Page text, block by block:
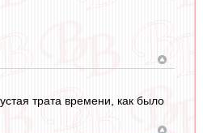
трата времени, как было